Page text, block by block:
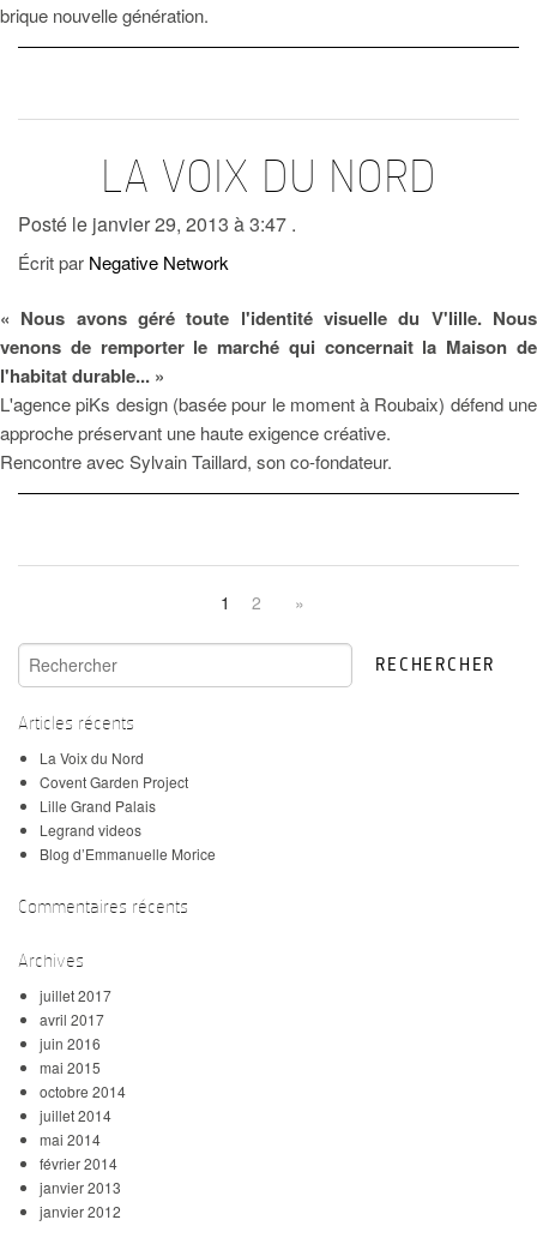
brique nouvelle génération.
LA VOIX DU NORD
Posté le janvier 29, 2013 à 3:47 .
Écrit par Negative Network
« Nous avons géré toute l'identité visuelle du V'lille. Nous
venons de remporter le marché qui concernait la Maison de
l'habitat durable... »
L'agence piKs design (basée pour le moment à Roubaix) défend une
approche préservant une haute exigence créative.
Rencontre avec Sylvain Taillard, son co-fondateur.
1 2 »
Articles récents
La Voix du Nord
Covent Garden Project
Lille Grand Palais
Legrand videos
Blog d’Emmanuelle Morice
Commentaires récents
Archives
juillet 2017
avril 2017
juin 2016
mai 2015
octobre 2014
juillet 2014
mai 2014
février 2014
janvier 2013
janvier 2012